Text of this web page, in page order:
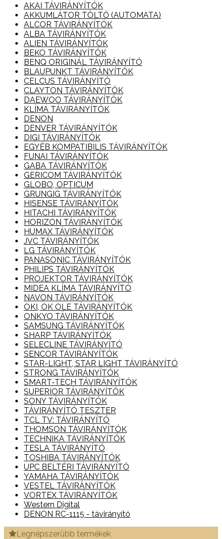
AKAI TÁVIRÁNYÍTÓK
AKKUMLÁTOR TÖLTŐ (AUTOMATA)
ALCOR TÁVIRÁNYÍTÓK
ALBA TÁVIRÁNYÍTÓK
ALIEN TÁVIRÁNYÍTÓK
BEKO TÁVIRÁNYÍTÓK
BENQ ORIGINÁL TÁVIRÁNYÍTÓ
BLAUPUNKT TÁVIRÁNYÍTÓK
CELCUS TÁVIRÁNYÍTÓ
CLAYTON TÁVIRÁNYÍTÓK
DAEWOO TÁVIRÁNYÍTÓK
KLÍMA TÁVIRÁNYÍTÓK
DENON
DENVER TÁVIRÁNYÍTÓK
DIGI TÁVIRÁNYÍTÓK
EGYÉB KOMPATIBILIS TÁVIRÁNYÍTÓK
FUNAI TÁVIRÁNYÍTÓK
GABA TÁVIRÁNYÍTÓK
GERICOM TÁVIRÁNYÍTÓK
GLOBO, OPTICUM
GRUNGIG TÁVIRÁNYÍTÓK
HISENSE TÁVIRÁNYÍTÓK
HITACHI TÁVIRÁNYÍTÓK
HORIZON TÁVIRÁNYÍTÓK
HUMAX TÁVIRÁNYÍTÓK
JVC TÁVIRÁNYÍTÓK
LG TÁVIRÁNYÍTÓK
PANASONIC TÁVIRÁNYÍTÓK
PHILIPS TÁVIRÁNYÍTÓK
PROJEKTOR TÁVIRÁNYÍTÓK
MIDEA KLÍMA TÁVIRÁNYÍTÓ
NAVON TÁVIRÁNYÍTÓK
OKI, OK OLE TÁVIRÁNYÍTÓK
ONKYO TÁVIRÁNYÍTÓK
SAMSUNG TÁVIRÁNYÍTÓK
SHARP TÁVIRÁNYÍTÓK
SELECLINE TÁVIRÁNYÍTÓ
SENCOR TÁVIRÁNYÍTÓK
STAR-LIGHT, STAR LIGHT TÁVIRÁNYÍTÓ
STRONG TÁVIRÁNYÍTÓK
SMART-TECH TÁVIRÁNYÍTÓK
SUPERIOR TÁVIRÁNYÍTÓK
SONY TÁVIRÁNYÍTÓK
TÁVIRÁNYÍTÓ TESZTER
TCL TV: TÁVIRÁNYÍTÓ
THOMSON TÁVIRÁNYÍTÓK
TECHNIKA TÁVIRÁNYÍTÓK
TESLA TÁVIRÁNYÍTÓ
TOSHIBA TÁVIRÁNYÍTÓK
UPC BELTÉRI TÁVIRÁNYÍTÓ
YAMAHA TÁVIRÁNYÍTÓK
VESTEL TÁVIRÁNYÍTÓK
VORTEX TÁVIRÁNYÍTÓK
Western Digital
DENON RC-1115 - távirányító
Legnépszerűbb termékek